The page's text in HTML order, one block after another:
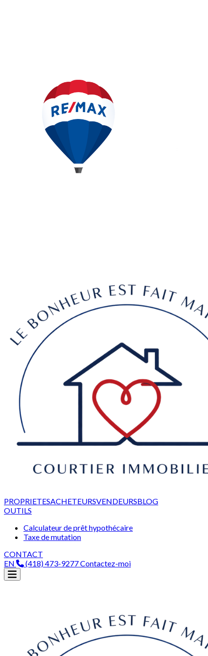
PROPRIETESACHETEURSVENDEURSBLOG
OUTILS
Calculateur de prêt hypothécaire
Taxe de mutation
CONTACT
EN
(418) 473-9277Contactez-moi